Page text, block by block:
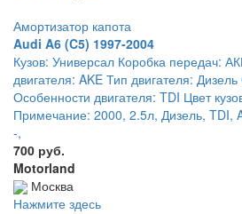
Амортизатор капота
Audi A6 (C5) 1997-2004
Кузов: Универсал Коробка передач:
двигателя: AKE Тип двигателя:
Особенности двигателя: TDI Цвет
Примечание: 2000, 2.5л, Дизель, TDI,
-,
700 руб.
Motorland
Москва
Нажмите здесь